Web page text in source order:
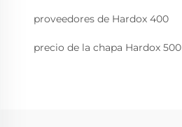
proveedores de Hardox 400
precio de la chapa Hardox 500